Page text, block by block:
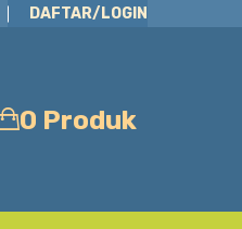
DAFTAR/LOGIN
0 Produk